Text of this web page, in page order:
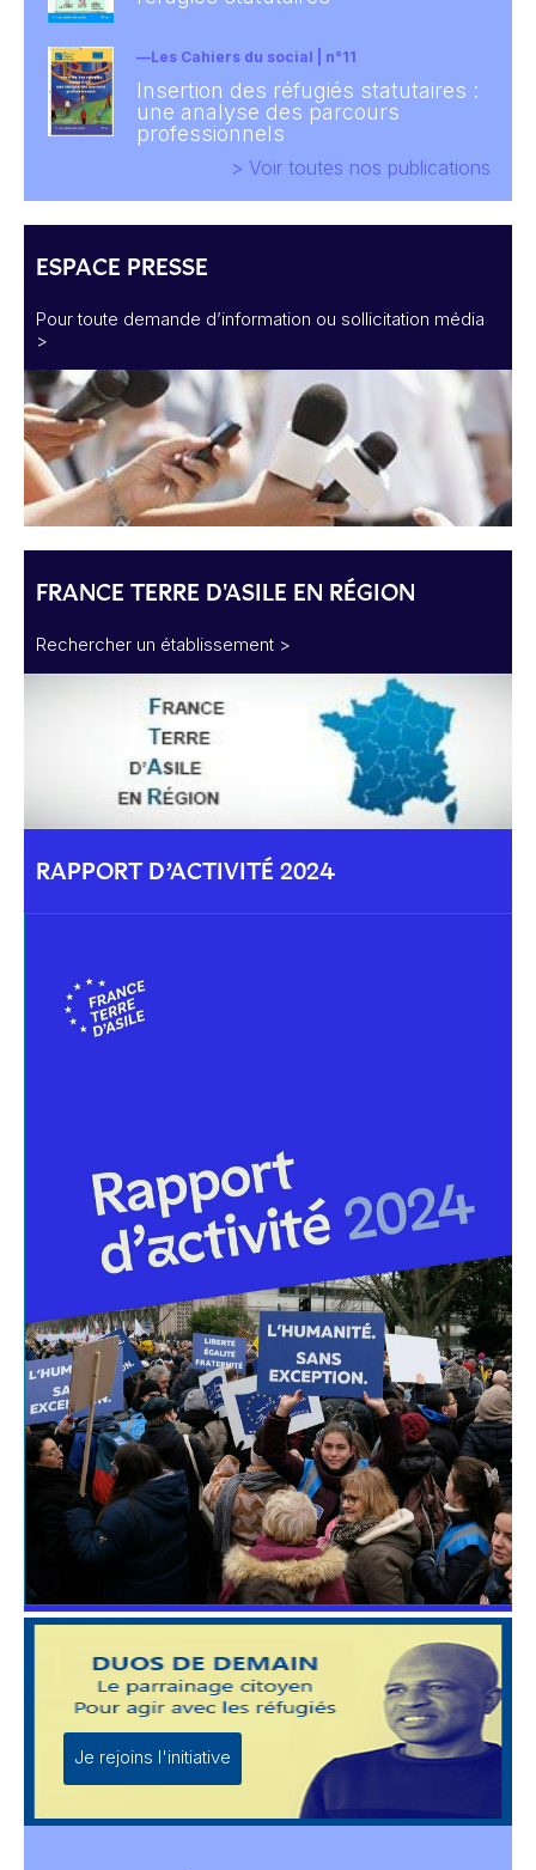
Les Cahiers du social | n°11
Insertion des réfugiés statutaires :
une analyse des parcours
professionnels
> Voir toutes nos publications
ESPACE PRESSE
Pour toute demande d’information ou sollicitation média
>
FRANCE TERRE D'ASILE EN RÉGION
Rechercher un établissement >
RAPPORT D’ACTIVITÉ 2024
Je rejoins l'initiative